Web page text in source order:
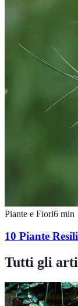
Piante e Fiori6 min
10 Piante
Tutti gli